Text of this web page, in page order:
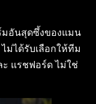
มอันสุดซึ้งของแมน
ม่ได้รับเลือกให้ทีม
แรชฟอร์ด ไม่ใช่